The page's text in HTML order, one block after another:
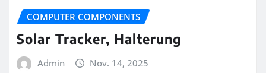
COMPUTER COMPONENTS
Solar Tracker, Halterung
Admin Nov. 14, 2025